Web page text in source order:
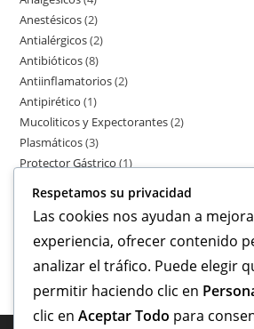
Anestésicos 2
Antialérgicos 2
Antibióticos 8
Antiinflamatorios 2
Antipirético 1
Mucoliticos y Expectorantes 2
Plasmáticos 3
Protector Gástrico 1
Uterotónicos
Vitaminicos 2
Respetamos su privacidad
Las cookies nos ayudan a
experiencia, ofrecer contenido
analizar el tráfico. Puede elegir
permitir haciendo clic en
clic en Aceptar Todo para